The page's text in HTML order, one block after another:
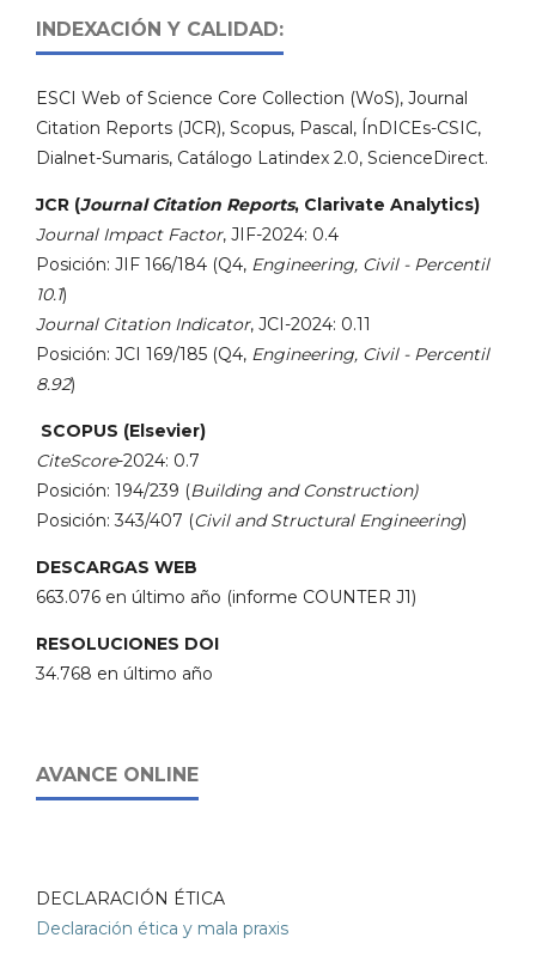
INDEXACIÓN Y CALIDAD:
ESCI Web of Science Core Collection (WoS), Journal
Citation Reports (JCR), Scopus, Pascal, ÍnDICEs-CSIC,
Dialnet-Sumaris, Catálogo Latindex 2.0, ScienceDirect.
JCR (Journal Citation Reports, Clarivate Analytics)
Journal Impact Factor, JIF-2024: 0.4
Posición: JIF 166/184 (Q4, Engineering, Civil - Percentil
10.1)
Journal Citation Indicator, JCI-2024: 0.11
Posición: JCI 169/185 (Q4, Engineering, Civil - Percentil
8.92)
SCOPUS (Elsevier)
CiteScore-2024: 0.7
Posición: 194/239 (Building and Construction)
Posición: 343/407 (Civil and Structural Engineering)
DESCARGAS WEB
663.076 en último año (informe COUNTER J1)
RESOLUCIONES DOI
34.768 en último año
AVANCE ONLINE
DECLARACIÓN ÉTICA
Declaración ética y mala praxis